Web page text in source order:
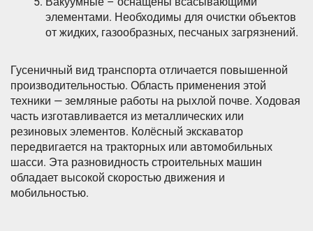
элементами. Необходимы для очистки объектов
от жидких, газообразных, песчаных загрязнений.
Гусеничный вид транспорта отличается повышенной
производительностью. Область применения этой
техники — земляные работы на рыхлой почве. Ходовая
часть изготавливается из металлических или
резиновых элементов. Колёсный экскаватор
передвигается на тракторных или автомобильных
шасси. Эта разновидность строительных машин
обладает высокой скоростью движения и
мобильностью.